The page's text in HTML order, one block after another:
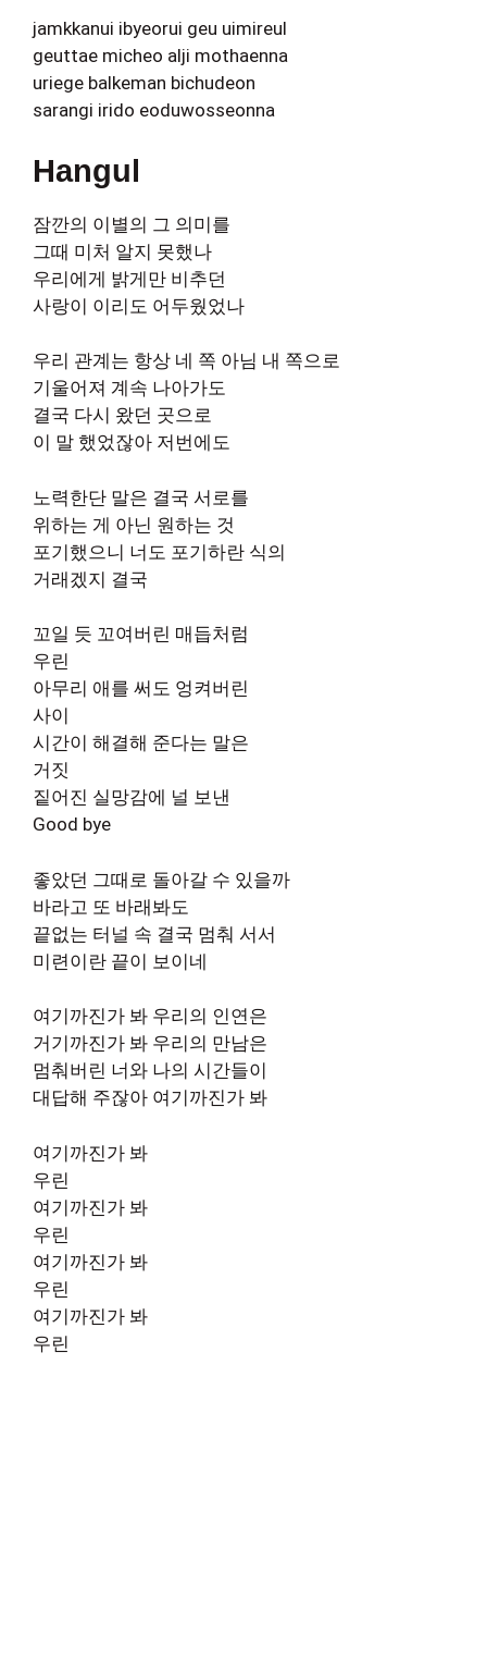
jamkkanui ibyeorui geu uimireul
geuttae micheo alji mothaenna
uriege balkeman bichudeon
sarangi irido eoduwosseonna
Hangul
잠깐의 이별의 그 의미를
그때 미처 알지 못했나
우리에게 밝게만 비추던
사랑이 이리도 어두웠었나
우리 관계는 항상 네 쪽 아님 내 쪽으로
기울어져 계속 나아가도
결국 다시 왔던 곳으로
이 말 했었잖아 저번에도
노력한단 말은 결국 서로를
위하는 게 아닌 원하는 것
포기했으니 너도 포기하란 식의
거래겠지 결국
꼬일 듯 꼬여버린 매듭처럼
우린
아무리 애를 써도 엉켜버린
사이
시간이 해결해 준다는 말은
거짓
짙어진 실망감에 널 보낸
Good bye
좋았던 그때로 돌아갈 수 있을까
바라고 또 바래봐도
끝없는 터널 속 결국 멈춰 서서
미련이란 끝이 보이네
여기까진가 봐 우리의 인연은
거기까진가 봐 우리의 만남은
멈춰버린 너와 나의 시간들이
대답해 주잖아 여기까진가 봐
여기까진가 봐
우린
여기까진가 봐
우린
여기까진가 봐
우린
여기까진가 봐
우린